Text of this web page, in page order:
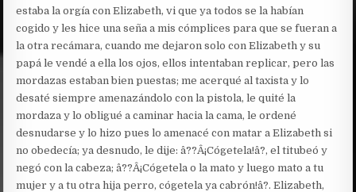
estaba la orgía con Elizabeth, vi que ya todos se la habían
cogido y les hice una seña a mis cómplices para que se fueran a
la otra recámara, cuando me dejaron solo con Elizabeth y su
papá le vendé a ella los ojos, ellos intentaban replicar, pero las
mordazas estaban bien puestas; me acerqué al taxista y lo
desaté siempre amenazándolo con la pistola, le quité la
mordaza y lo obligué a caminar hacia la cama, le ordené
desnudarse y lo hizo pues lo amenacé con matar a Elizabeth si
no obedecía; ya desnudo, le dije: â??Â¡Cógetela!â?, el titubeó y
negó con la cabeza; â??Â¡Cógetela o la mato y luego mato a tu
mujer y a tu otra hija perro, cógetela ya cabrón!â?. Elizabeth,